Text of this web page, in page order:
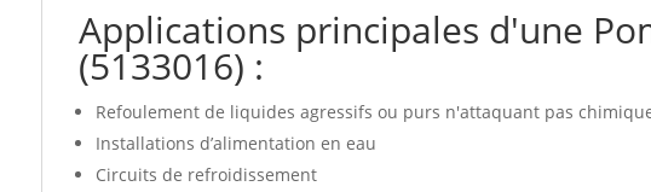
Applications principales d'une
(5133016) :
Refoulement de liquides agressifs ou purs n'attaquant pas
Installations d’alimentation en eau
Circuits de refroidissement